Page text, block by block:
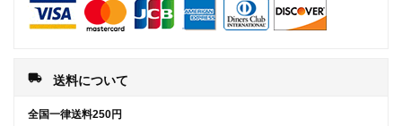
local_shipping 送料について
全国一律送料250円